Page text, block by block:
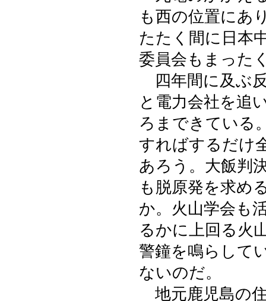
も西の位置にあ
たたく間に日本
委員会もまった
四年間に及ぶ
と電力会社を追
ろまできている
すればするだけ
あろう。大飯判
も脱原発を求め
か。火山学会も
るかに上回る火
警鐘を鳴らして
ないのだ。
地元鹿児島の